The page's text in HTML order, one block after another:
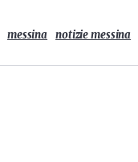
messina notizie messina